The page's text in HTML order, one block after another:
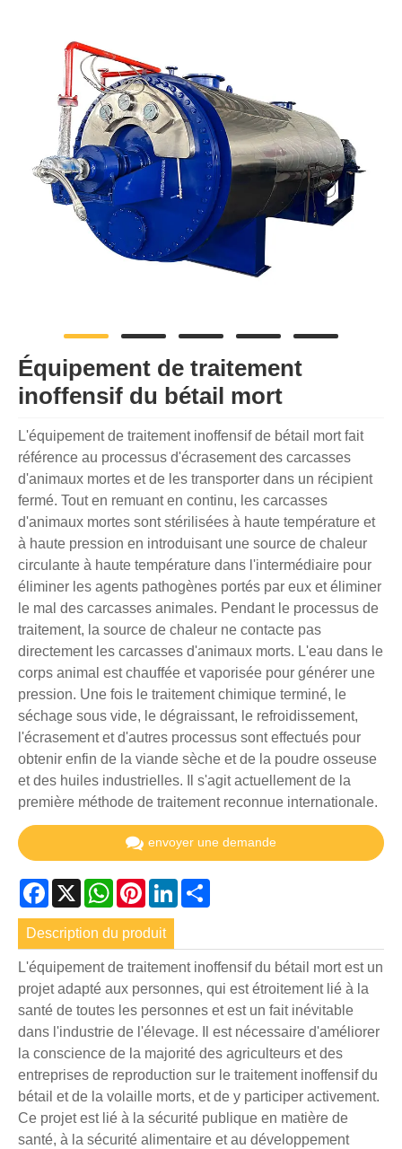
Équipement de traitement
inoffensif du bétail mort
L'équipement de traitement inoffensif de bétail mort fait
référence au processus d'écrasement des carcasses
d'animaux mortes et de les transporter dans un récipient
fermé. Tout en remuant en continu, les carcasses
d'animaux mortes sont stérilisées à haute température et
à haute pression en introduisant une source de chaleur
circulante à haute température dans l'intermédiaire pour
éliminer les agents pathogènes portés par eux et éliminer
le mal des carcasses animales. Pendant le processus de
traitement, la source de chaleur ne contacte pas
directement les carcasses d'animaux morts. L'eau dans le
corps animal est chauffée et vaporisée pour générer une
pression. Une fois le traitement chimique terminé, le
séchage sous vide, le dégraissant, le refroidissement,
l'écrasement et d'autres processus sont effectués pour
obtenir enfin de la viande sèche et de la poudre osseuse
et des huiles industrielles. Il s'agit actuellement de la
première méthode de traitement reconnue internationale.
envoyer une demande
Facebook
X WhatsApp
PinterestLinkedIn
Description du produit
L'équipement de traitement inoffensif du bétail mort est un
projet adapté aux personnes, qui est étroitement lié à la
santé de toutes les personnes et est un fait inévitable
dans l'industrie de l'élevage. Il est nécessaire d'améliorer
la conscience de la majorité des agriculteurs et des
entreprises de reproduction sur le traitement inoffensif du
bétail et de la volaille morts, et de y participer activement.
Ce projet est lié à la sécurité publique en matière de
santé, à la sécurité alimentaire et au développement